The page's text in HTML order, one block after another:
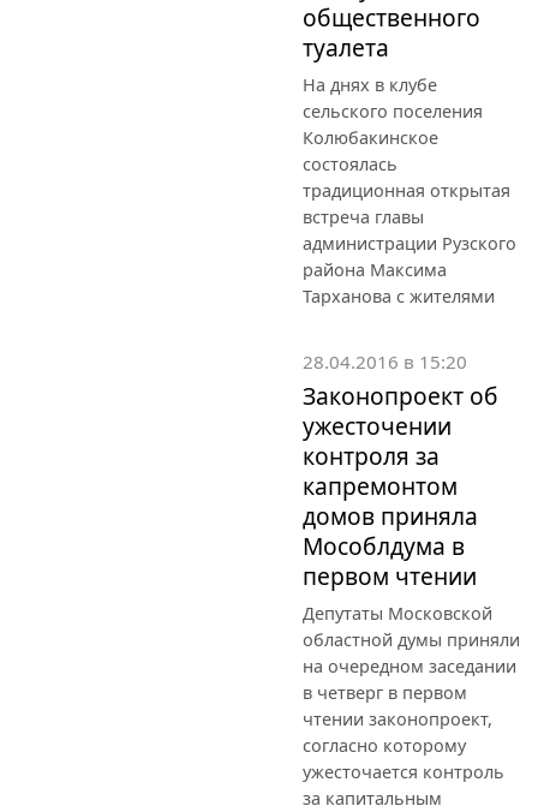
общественного
туалета
На днях в клубе
сельского поселения
Колюбакинское
состоялась
традиционная открытая
встреча главы
администрации Рузского
района Максима
Тарханова с жителями
28.04.2016 в 15:20
Законопроект об
ужесточении
контроля за
капремонтом
домов приняла
Мособлдума в
первом чтении
Депутаты Московской
областной думы приняли
на очередном заседании
в четверг в первом
чтении законопроект,
согласно которому
ужесточается контроль
за капитальным